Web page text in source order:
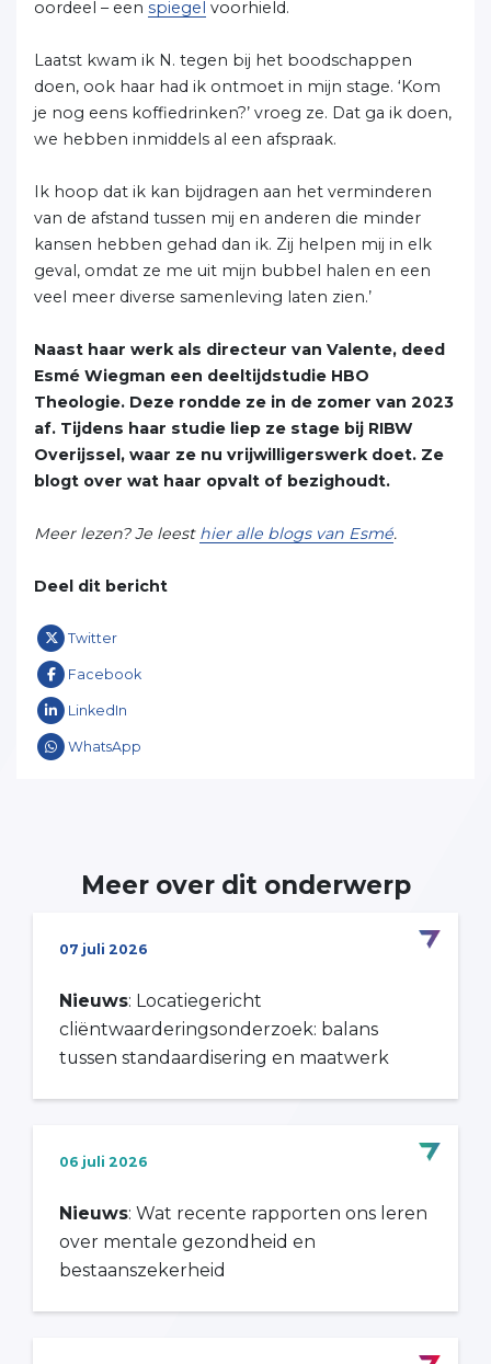
oordeel – een spiegel voorhield.
Laatst kwam ik N. tegen bij het boodschappen
doen, ook haar had ik ontmoet in mijn stage. ‘Kom
je nog eens koffiedrinken?’ vroeg ze. Dat ga ik doen,
we hebben inmiddels al een afspraak.
Ik hoop dat ik kan bijdragen aan het verminderen
van de afstand tussen mij en anderen die minder
kansen hebben gehad dan ik. Zij helpen mij in elk
geval, omdat ze me uit mijn bubbel halen en een
veel meer diverse samenleving laten zien.’
Naast haar werk als directeur van Valente, deed
Esmé Wiegman een deeltijdstudie HBO
Theologie. Deze rondde ze in de zomer van 2023
af. Tijdens haar studie liep ze stage bij RIBW
Overijssel, waar ze nu vrijwilligerswerk doet. Ze
blogt over wat haar opvalt of bezighoudt.
Meer lezen? Je leest hier alle blogs van Esmé.
Deel dit bericht
Twitter
Facebook
LinkedIn
WhatsApp
Meer over dit onderwerp
07 juli 2026
Nieuws: Locatiegericht
cliëntwaarderingsonderzoek: balans
tussen standaardisering en maatwerk
06 juli 2026
Nieuws: Wat recente rapporten ons leren
over mentale gezondheid en
bestaanszekerheid